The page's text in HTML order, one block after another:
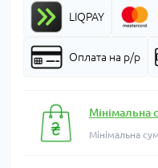
LIQPAY
Оплата на р/р
Мінімальна
Мінімальна